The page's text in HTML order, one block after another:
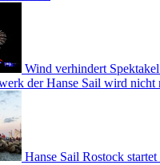
Wind verhindert
der Hanse Sail wird nicht
Hanse Sail Rostock